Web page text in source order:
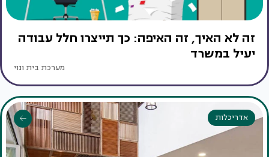
זה לא האיך, זה האיפה: כך תייצרו חלל עבודה
יעיל במשרד
מערכת בית ונוי
אדריכלות